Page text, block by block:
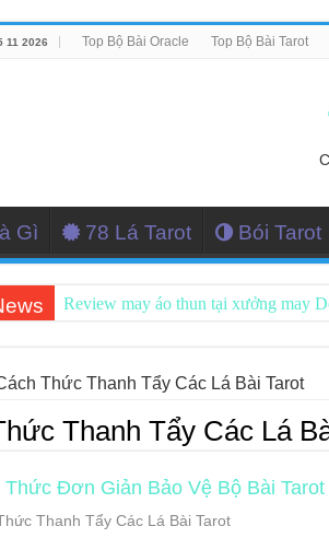
11 2026 Top Bộ Bài Oracle Top Bộ Bài Tarot
Gì 78 Lá Tarot Bói Tarot
Review may áo thun tại xưởng may
Konxari Cards – Trải Nghiệm Kết
Querent Tìm Đến Nhiều Tarot
Journey Of Love Oracle – Lá Số 70:
Journey Of Love Oracle – Lá Số 69:
Journey Of Love Oracle – Lá Số 68:
Thức Thanh Tẩy Các Lá Bài Tarot
Thanh Tẩy Các Lá
Thức Đơn Giản Bảo Vệ Bộ Bài Tarot
Thanh Tẩy Các Lá Bài Tarot